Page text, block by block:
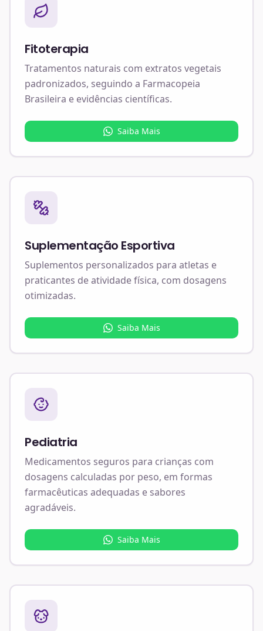
Fitoterapia
Tratamentos naturais com extratos vegetais
padronizados, seguindo a Farmacopeia
Brasileira e evidências científicas.
Saiba Mais
Suplementação Esportiva
Suplementos personalizados para atletas e
praticantes de atividade física, com dosagens
otimizadas.
Saiba Mais
Pediatria
Medicamentos seguros para crianças com
dosagens calculadas por peso, em formas
farmacêuticas adequadas e sabores
agradáveis.
Saiba Mais